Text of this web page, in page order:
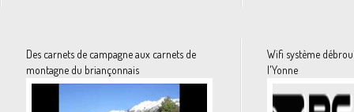
Des carnets de campagne aux carnets de
montagne du briançonnais
Wifi système
l'Yonne